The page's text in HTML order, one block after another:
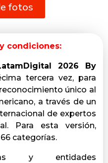
fotos
condiciones:
2026 By
tercera vez, para
único al
a través de un
de expertos
Para esta versión,
categorías.
y entidades